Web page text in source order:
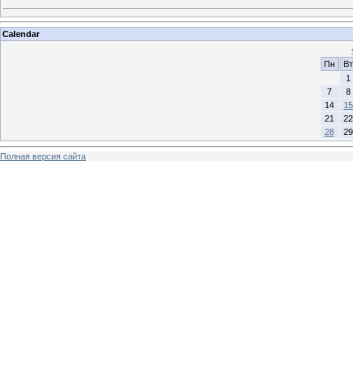
Calendar
Пн
Вт
1
7
8
14
15
21
22
28
29
Полная версия сайта